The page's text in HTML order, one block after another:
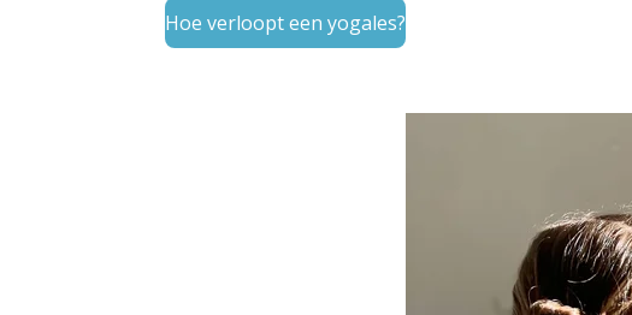
Hoe verloopt een yogales?